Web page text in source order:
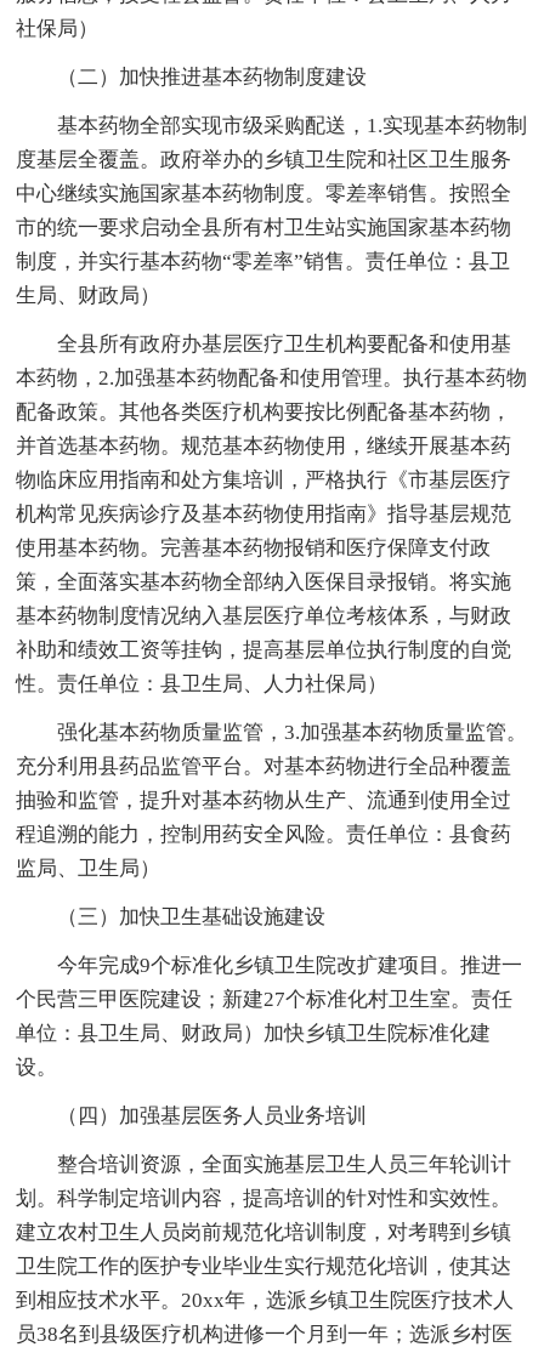
社保局）
（二）加快推进基本药物制度建设
基本药物全部实现市级采购配送，1.实现基本药物制
度基层全覆盖。政府举办的乡镇卫生院和社区卫生服务
中心继续实施国家基本药物制度。零差率销售。按照全
市的统一要求启动全县所有村卫生站实施国家基本药物
制度，并实行基本药物“零差率”销售。责任单位：县卫
生局、财政局）
全县所有政府办基层医疗卫生机构要配备和使用基
本药物，2.加强基本药物配备和使用管理。执行基本药物
配备政策。其他各类医疗机构要按比例配备基本药物，
并首选基本药物。规范基本药物使用，继续开展基本药
物临床应用指南和处方集培训，严格执行《市基层医疗
机构常见疾病诊疗及基本药物使用指南》指导基层规范
使用基本药物。完善基本药物报销和医疗保障支付政
策，全面落实基本药物全部纳入医保目录报销。将实施
基本药物制度情况纳入基层医疗单位考核体系，与财政
补助和绩效工资等挂钩，提高基层单位执行制度的自觉
性。责任单位：县卫生局、人力社保局）
强化基本药物质量监管，3.加强基本药物质量监管。
充分利用县药品监管平台。对基本药物进行全品种覆盖
抽验和监管，提升对基本药物从生产、流通到使用全过
程追溯的能力，控制用药安全风险。责任单位：县食药
监局、卫生局）
（三）加快卫生基础设施建设
今年完成9个标准化乡镇卫生院改扩建项目。推进一
个民营三甲医院建设；新建27个标准化村卫生室。责任
单位：县卫生局、财政局）加快乡镇卫生院标准化建
设。
（四）加强基层医务人员业务培训
整合培训资源，全面实施基层卫生人员三年轮训计
划。科学制定培训内容，提高培训的针对性和实效性。
建立农村卫生人员岗前规范化培训制度，对考聘到乡镇
卫生院工作的医护专业毕业生实行规范化培训，使其达
到相应技术水平。20xx年，选派乡镇卫生院医疗技术人
员38名到县级医疗机构进修一个月到一年；选派乡村医